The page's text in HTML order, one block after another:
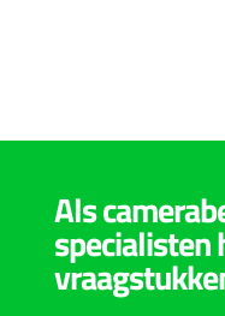
Als
specialisten